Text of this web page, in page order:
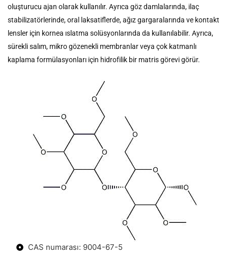
oluşturucu ajan olarak kullanılır. Ayrıca göz damlalarında, ilaç
stabilizatörlerinde, oral laksatiflerde, ağız gargaralarında ve kontakt
lensler için kornea ıslatma solüsyonlarında da kullanılabilir. Ayrıca,
sürekli salım, mikro gözenekli membranlar veya çok katmanlı
kaplama formülasyonları için hidrofilik bir matris görevi görür.
CAS numarası: 9004-67-5